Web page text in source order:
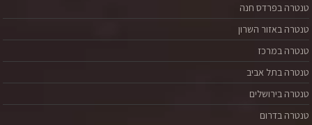
טנטרה בפרדס חנה
טנטרה באזור השרון
טנטרה במרכז
טנטרה בתל אביב
טנטרה בירושלים
טנטרה בדרום